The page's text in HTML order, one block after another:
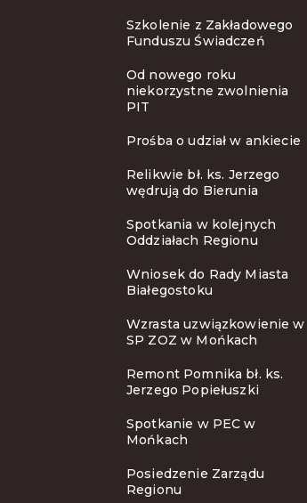
Szkolenie z Zakładowego
Funduszu Świadczeń
Od nowego roku
niekorzystne zwolnienia
PIT
Prośba o udział w ankiecie
Relikwie bł. ks. Jerzego
wędrują do Bierunia
Spotkania w kolejnych
Oddziałach Regionu
Wniosek do Rady Miasta
Białegostoku
Wzrasta uzwiązkowienie w
SP ZOZ w Mońkach
Remont Pomnika bł. ks.
Jerzego Popiełuszki
Spotkanie w PEC w
Mońkach
Posiedzenie Zarządu
Regionu